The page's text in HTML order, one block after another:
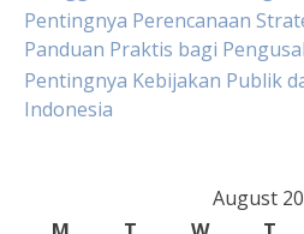
Pentingnya Perencanaan
Panduan Praktis bagi
Pentingnya Kebijakan Publik
Indonesia
August